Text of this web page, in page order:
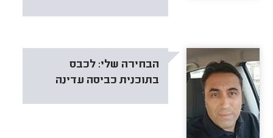
הבחירה שלי: לכבס
בתוכנית כביסה עדינה